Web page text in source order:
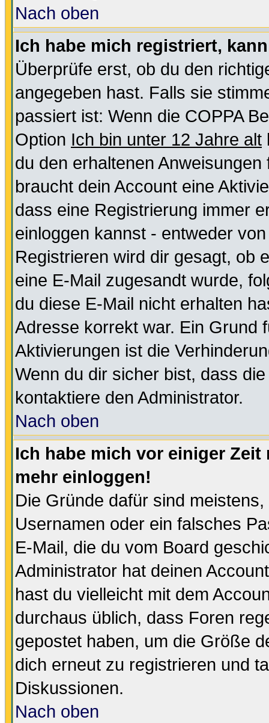
Nach oben
Ich habe mich registriert,
Überprüfe erst, ob du den
angegeben hast. Falls sie
passiert ist: Wenn die COPPA
Option Ich bin unter 12 Jahre alt
du den erhaltenen
braucht dein Account eine
dass eine Registrierung immer
einloggen kannst - entweder
Registrieren wird dir gesagt, ob
eine E-Mail zugesandt wurde,
du diese E-Mail nicht erhalten
Adresse korrekt war. Ein Grund
Aktivierungen ist die
Wenn du dir sicher bist, dass
kontaktiere den Administrator.
Nach oben
Ich habe mich vor einiger
mehr einloggen!
Die Gründe dafür sind
Usernamen oder ein falsches
E-Mail, die du vom Board
Administrator hat deinen
hast du vielleicht mit dem
durchaus üblich, dass Foren
gepostet haben, um die Größe
dich erneut zu registrieren und
Diskussionen.
Nach oben